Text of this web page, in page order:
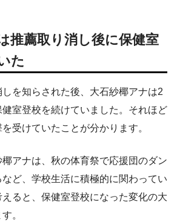
推薦取り消し後に保健室
た
を知らされた後、大石紗椰アナは2
室登校を続けていました。それほど
受けていたことが分かります。
アナは、秋の体育祭で応援団のダン
ど、学校生活に積極的に関わってい
ると、保健室登校になった変化の大
。